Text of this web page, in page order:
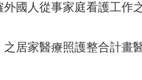
國人從事家庭看護工作
居家醫療照護整合計畫